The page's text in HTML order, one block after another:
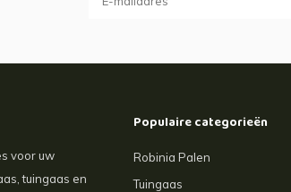
voor uw
tuingaas en
Populaire categorieën
Robinia Palen
Tuingaas